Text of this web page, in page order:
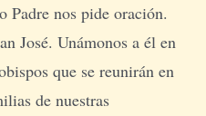
Padre nos pide oración.
José. Unámonos a él en
que se reunirán en
de nuestras